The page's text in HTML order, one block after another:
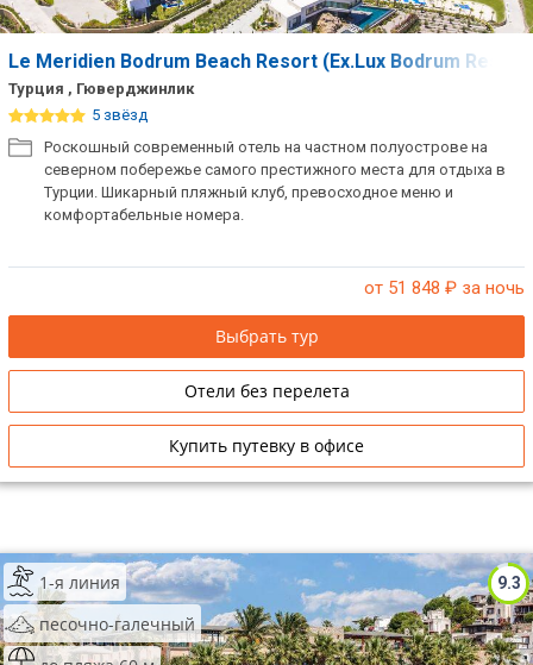
Le Meridien Bodrum Beach Resort (Ex.Lux Bodrum
Турция , Гюверджинлик
5 звёзд
Роскошный современный отель на частном полуострове на
северном побережье самого престижного места для отдыха в
Турции. Шикарный пляжный клуб, превосходное меню и
комфортабельные номера.
от 51 848 ₽ за ночь
Выбрать тур
Отели без перелета
Купить путевку в офисе
9.3
1-я линия
песочно-галечный